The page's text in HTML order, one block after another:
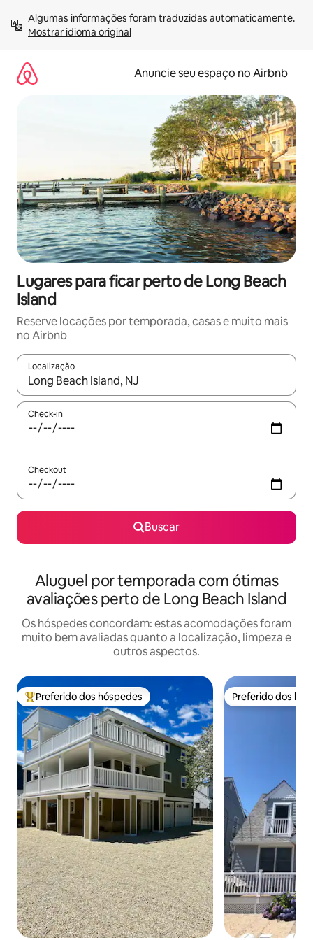
para
Mostrar idioma original
Anuncie seu espaço no Airbnb
Lugares para ficar perto de Long Beach
Island
Reserve locações por temporada, casas e muito mais
no Airbnb
Localização
Quando os resultados estiverem disponíveis, explore-os
Check-in
Checkout
Buscar
Aluguel por temporada com ótimas
avaliações perto de Long Beach Island
Os hóspedes concordam: estas acomodações foram
muito bem avaliadas quanto a localização, limpeza e
outros aspectos.
Entre os melhores preferidos dos hóspedes
Preferido dos hóspedes Preferido dos
Preferido dos